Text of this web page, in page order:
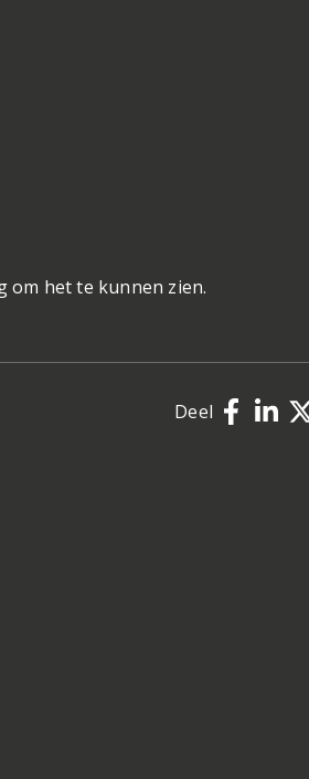
om het te kunnen zien.
Deel